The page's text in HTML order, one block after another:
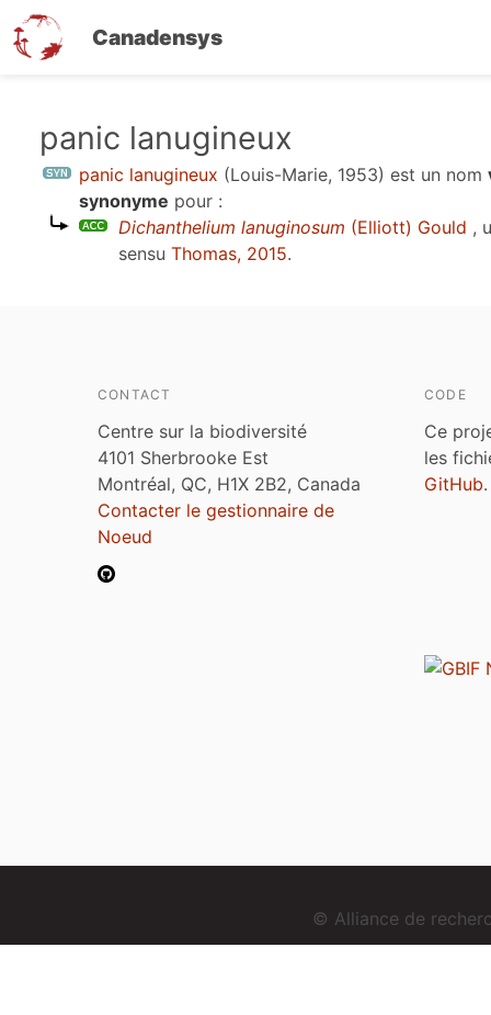
Canadensys
contenu
panic lanugineux
panic lanugineux (Louis-Marie, 1953) est un nom
synonyme pour :
Dichanthelium lanuginosum (Elliott) Gould ,
sensu Thomas, 2015.
CONTACT
Centre sur la biodiversité
4101 Sherbrooke Est
Montréal, QC, H1X 2B2, Canada
Contacter le gestionnaire de
Noeud
CODE
Ce
les
GitHub.
© Alliance de